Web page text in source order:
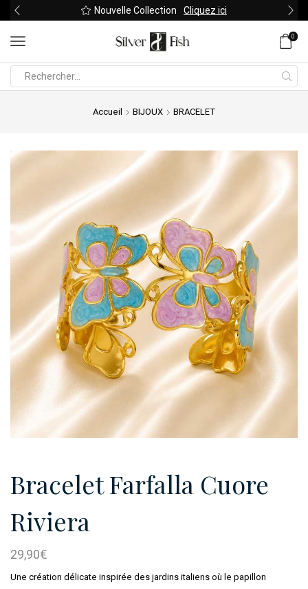
Nouvelle Collection Cliquez ici
0
Accueil BIJOUX BRACELET
Bracelet Farfalla Cuore
Riviera
29,90€
Une création délicate inspirée des jardins italiens où le papillon